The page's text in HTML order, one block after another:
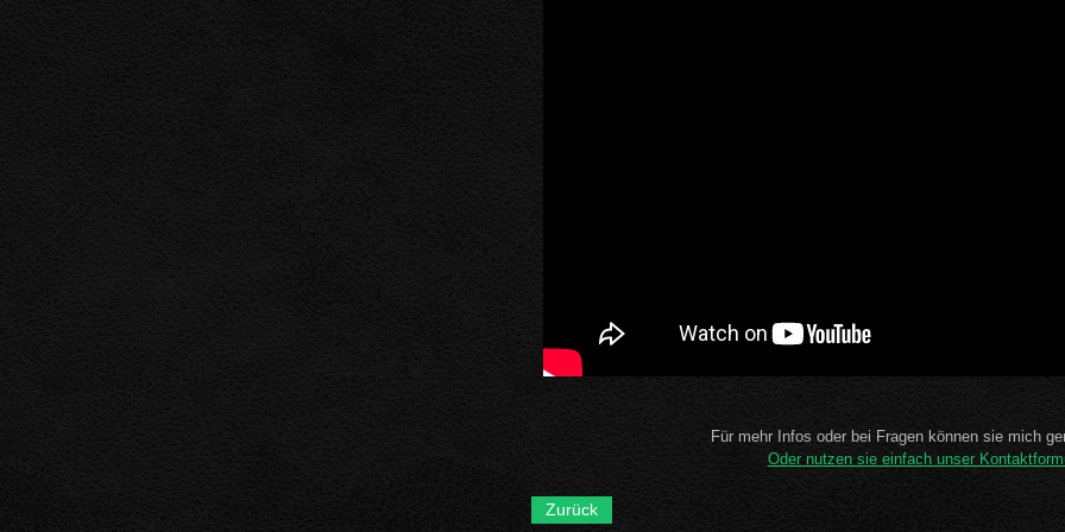
Für mehr Infos oder bei Fragen können sie mich
Oder nutzen sie einfach unser
Zurück